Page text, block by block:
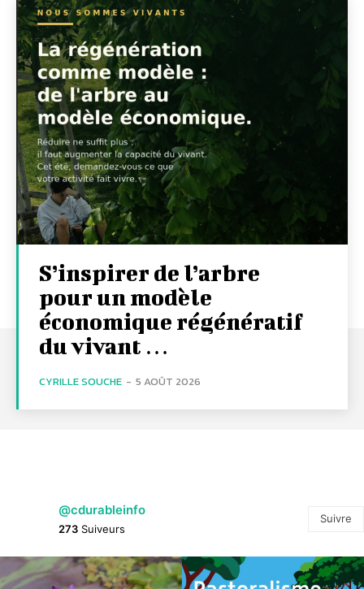
S’inspirer de l’arbre
pour un modèle
économique régénératif
du vivant …
CYRILLE SOUCHE - 5 AOÛT 2026
@cdurableinfo
273 Suiveurs
Suivre